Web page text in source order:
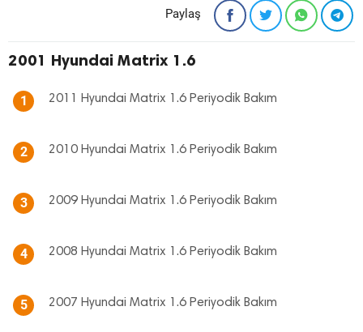
Paylaş
2001 Hyundai Matrix 1.6
1 2011 Hyundai Matrix 1.6 Periyodik Bakım
2 2010 Hyundai Matrix 1.6 Periyodik Bakım
3 2009 Hyundai Matrix 1.6 Periyodik Bakım
4 2008 Hyundai Matrix 1.6 Periyodik Bakım
5 2007 Hyundai Matrix 1.6 Periyodik Bakım